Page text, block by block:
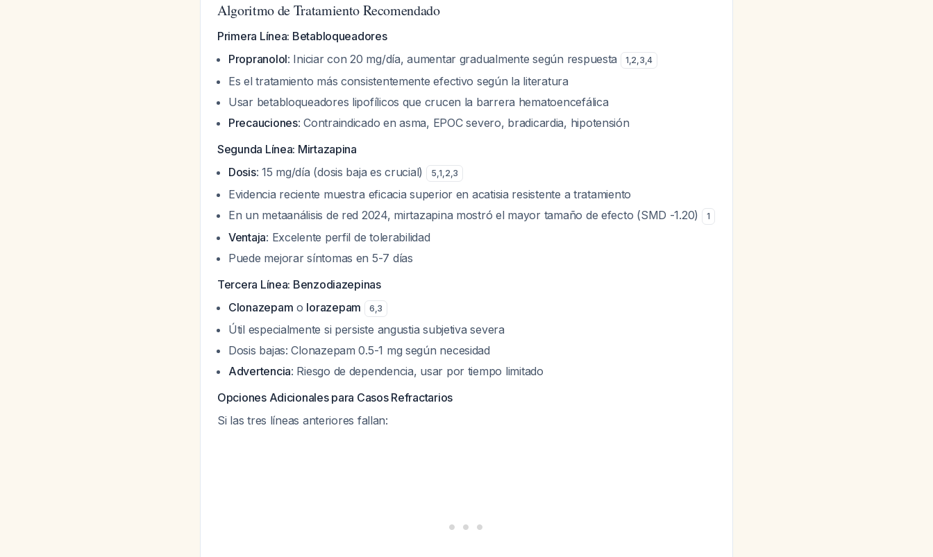
Algoritmo de Tratamiento Recomendado
Primera Línea: Betabloqueadores
Propranolol: Iniciar con 20 mg/día, aumentar gradualmente según respuesta 1,2,3,4
Es el tratamiento más consistentemente efectivo según la literatura
Usar betabloqueadores lipofílicos que crucen la barrera hematoencefálica
Precauciones: Contraindicado en asma, EPOC severo, bradicardia, hipotensión
Segunda Línea: Mirtazapina
Dosis: 15 mg/día (dosis baja es crucial) 5,1,2,3
Evidencia reciente muestra eficacia superior en acatisia resistente a tratamiento
En un metaanálisis de red 2024, mirtazapina mostró el mayor tamaño de efecto (SMD -1.20)
1
Ventaja: Excelente perfil de tolerabilidad
Puede mejorar síntomas en 5-7 días
Tercera Línea: Benzodiazepinas
Clonazepam o lorazepam 6,3
Útil especialmente si persiste angustia subjetiva severa
Dosis bajas: Clonazepam 0.5-1 mg según necesidad
Advertencia: Riesgo de dependencia, usar por tiempo limitado
Opciones Adicionales para Casos Refractarios
Si las tres líneas anteriores fallan: